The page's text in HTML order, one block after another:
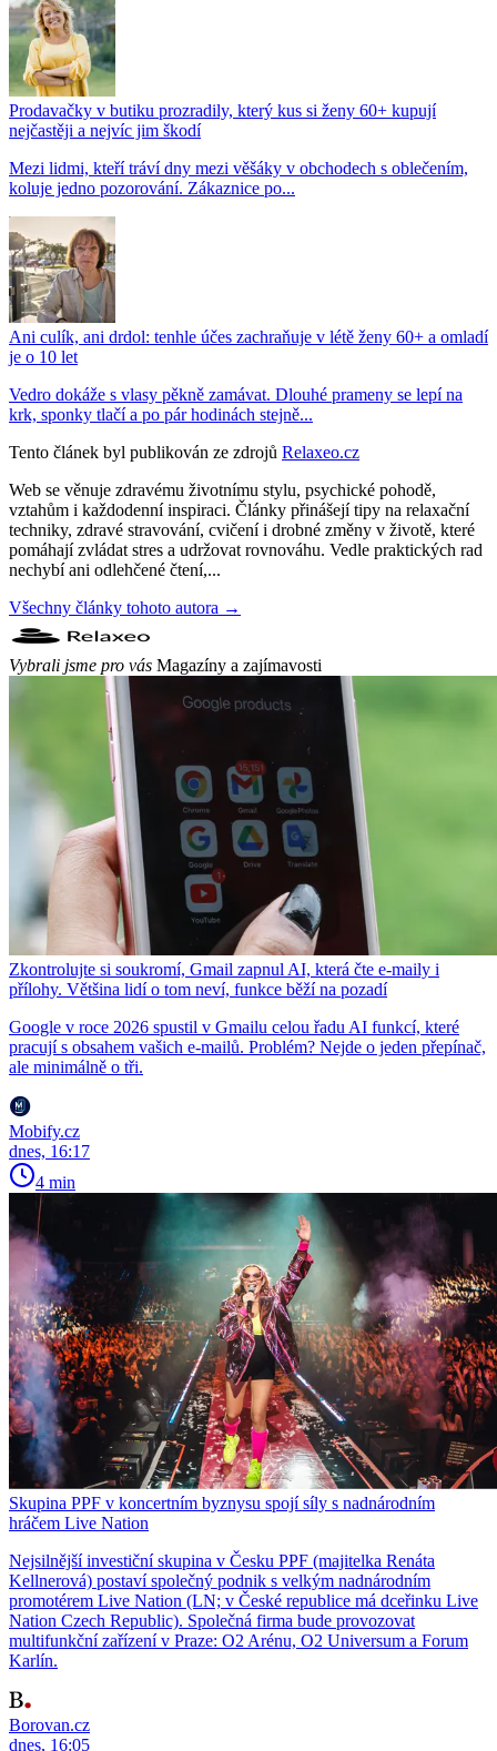
Prodavačky v butiku prozradily, který kus si ženy 60+ kupují
nejčastěji a nejvíc jim škodí
Mezi lidmi, kteří tráví dny mezi věšáky v obchodech s oblečením,
koluje jedno pozorování. Zákaznice po...
Ani culík, ani drdol: tenhle účes zachraňuje v létě ženy 60+ a omladí
je o 10 let
Vedro dokáže s vlasy pěkně zamávat. Dlouhé prameny se lepí na
krk, sponky tlačí a po pár hodinách stejně...
Tento článek byl publikován ze zdrojů Relaxeo.cz
Web se věnuje zdravému životnímu stylu, psychické pohodě,
vztahům i každodenní inspiraci. Články přinášejí tipy na relaxační
techniky, zdravé stravování, cvičení i drobné změny v životě, které
pomáhají zvládat stres a udržovat rovnováhu. Vedle praktických rad
nechybí ani odlehčené čtení,...
Všechny články tohoto autora →
Vybrali jsme pro vás Magazíny a zajímavosti
Zkontrolujte si soukromí, Gmail zapnul AI, která čte e-maily i
přílohy. Většina lidí o tom neví, funkce běží na pozadí
Google v roce 2026 spustil v Gmailu celou řadu AI funkcí, které
pracují s obsahem vašich e-mailů. Problém? Nejde o jeden přepínač,
ale minimálně o tři.
Mobify.cz
dnes, 16:17
4 min
Skupina PPF v koncertním byznysu spojí síly s nadnárodním
hráčem Live Nation
Nejsilnější investiční skupina v Česku PPF (majitelka Renáta
Kellnerová) postaví společný podnik s velkým nadnárodním
promotérem Live Nation (LN; v České republice má dceřinku Live
Nation Czech Republic). Společná firma bude provozovat
multifunkční zařízení v Praze: O2 Arénu, O2 Universum a Forum
Karlín.
Borovan.cz
dnes, 16:05